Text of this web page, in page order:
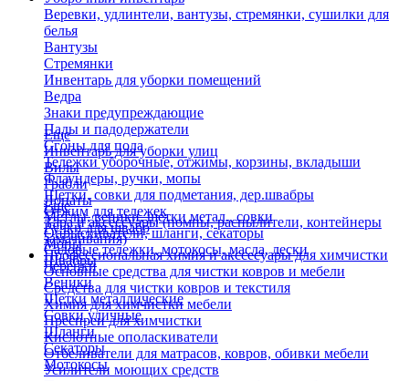
Веревки, удлинтели, вантузы, стремянки, сушилки для
белья
Вантузы
Стремянки
Инвентарь для уборки помещений
Ведра
Знаки предупреждающие
Пады и падодержатели
Сгоны для пола
Тележки уборочные, отжимы, корзины, вкладыши
Флаундеры, ручки, мопы
Щетки, совки для подметания, дер.швабры
Отжим для тележек
Ручки для швабр
Мопы
Швабры
Еще
Инвентарь для уборки улиц
Вилы
Грабли
Лопаты
Метлы, веники, щетки метал., совки
Опрыскиватели, шланги, секаторы
Садовые тележки, мотокосы, масла, лески
Черенки
Веники
Щетки металлические
Совки уличные
Шланги
Секаторы
Мотокосы
Еще
Тара и аксессуары (помпы, распылители, контейнеры
замачивания)
Профессиональная химия и акссесуары для химчистки
Основные средства для чистки ковров и мебели
Средства для чистки ковров и текстиля
Химия для химчистки мебели
Преспреи для химчистки
Кислотные ополаскиватели
Отбеливатели для матрасов, ковров, обивки мебели
Усилители моющих средств